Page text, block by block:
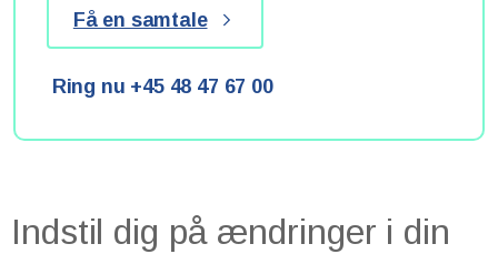
Få en samtale
Ring nu +45 48 47 67 00
Indstil dig på ændringer i din